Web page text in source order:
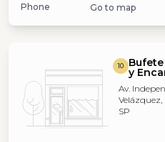
Phone Go to map
10 y
Av.
Velázquez,
SP